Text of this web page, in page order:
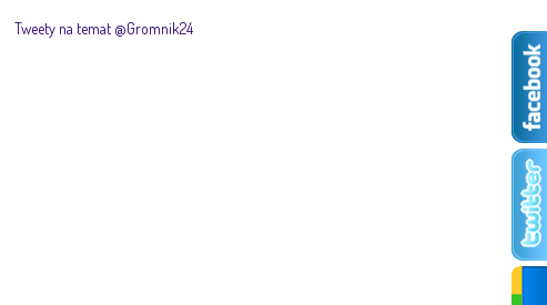
Tweety na temat @Gromnik24